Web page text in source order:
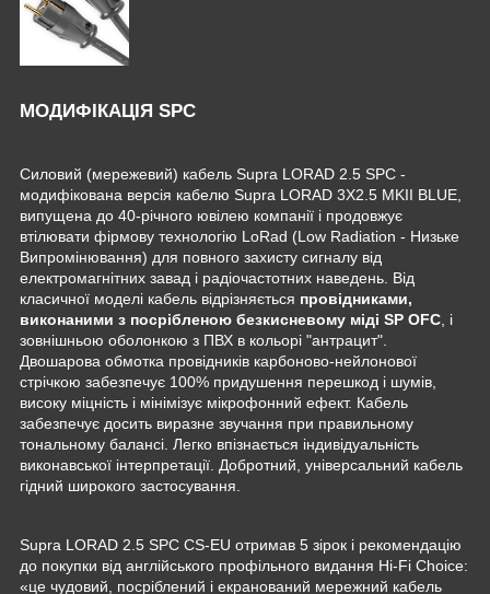
МОДИФІКАЦІЯ SPC
Силовий (мережевий) кабель Supra LORAD 2.5 SPC -
модифікована версія кабелю Supra LORAD 3X2.5 MKII BLUE,
випущена до 40-річного ювілею компанії і продовжує
втілювати фірмову технологію LoRad (Low Radiation - Низьке
Випромінювання) для повного захисту сигналу від
електромагнітних завад і радіочастотних наведень. Від
класичної моделі кабель відрізняється провідниками,
виконаними з посрібленою безкисневому міді SP OFC , і
зовнішньою оболонкою з ПВХ в кольорі "антрацит".
Двошарова обмотка провідників карбоново-нейлонової
стрічкою забезпечує 100% придушення перешкод і шумів,
високу міцність і мінімізує мікрофонний ефект. Кабель
забезпечує досить виразне звучання при правильному
тональному балансі. Легко впізнається індивідуальність
виконавської інтерпретації. Добротний, універсальний кабель
гідний широкого застосування.
Supra LORAD 2.5 SPC CS-EU отримав 5 зірок і рекомендацію
до покупки від англійського профільного видання Hi-Fi Choice:
«це чудовий, посріблений і екранований мережний кабель